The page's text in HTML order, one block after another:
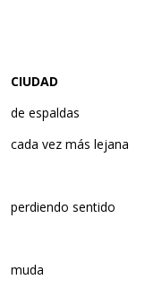
CIUDAD
de espaldas
cada vez más lejana
perdiendo sentido
muda